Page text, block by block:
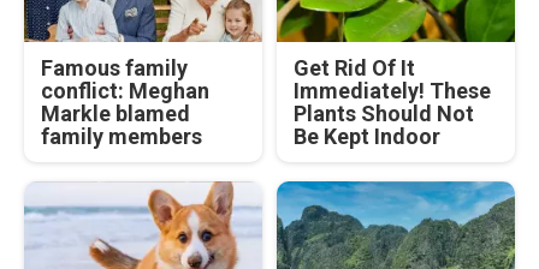
Famous family
conflict: Meghan
Markle blamed
family members
Get Rid Of It
Immediately! These
Plants Should Not
Be Kept Indoor